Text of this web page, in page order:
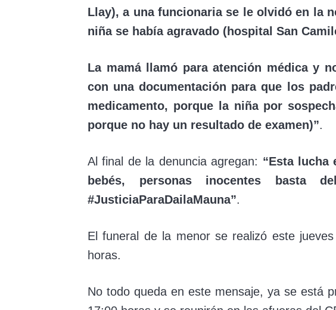
Llay), a una funcionaria se le olvidó en la
niña se había agravado (hospital San
La mamá llamó para atención médica y
con una documentación para que los
medicamento, porque la niña por
porque no hay un resultado de examen)”.
Al final de la denuncia agregan: “Esta lucha
bebés, personas inocentes basta
#JusticiaParaDailaMauna”.
El funeral de la menor se realizó este
horas.
No todo queda en este mensaje, ya se está